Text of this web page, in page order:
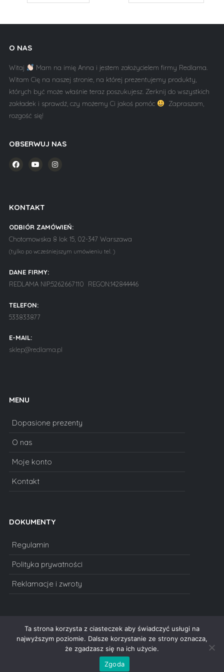
O NAS
Witaj
Mam na imię Anna i jestem założycielem firmy Redlama.
Witam Cię na naszej stronie, na której prezentujemy produkty,
których być może właśnie teraz poszukujesz. Zerknij do wszystkich
zakładek i sprawdź, czy możemy Ci jakoś pomóc
Zapraszam,
rozgość się!
OBSERWUJ NAS
KONTAKT
ODBIÓR ZAMÓWIEŃ:
Chotomowska 8 lok 15, 02-347 Warszawa
(tylko po wcześniejszym umówieniu tel. )
DANE FIRMY:
REDLAMA NIP:5262667110 REGON:142844446
TELEFON:
533833877
E-MAIL:
sklep@redlama.pl
MENU
Dopasione prezenty
O nas
Moje konto
Kontakt
DOKUMENTY
Regulamin
Polityka prywatności
Reklamacje i zwroty
Copyright © 2011-2023 Redlama - statuetki, puchary, medale,
dyplomy, statuetki szklane, prezenty na urodziny, podziękowania,
oskary. Wszelkie prawa zastrzeżone.
Ta strona korzysta z ciasteczek aby świadczyć usługi na
najwyższym poziomie. Dalsze korzystanie ze strony oznacza,
że zgadzasz się na ich użycie.
Zgoda